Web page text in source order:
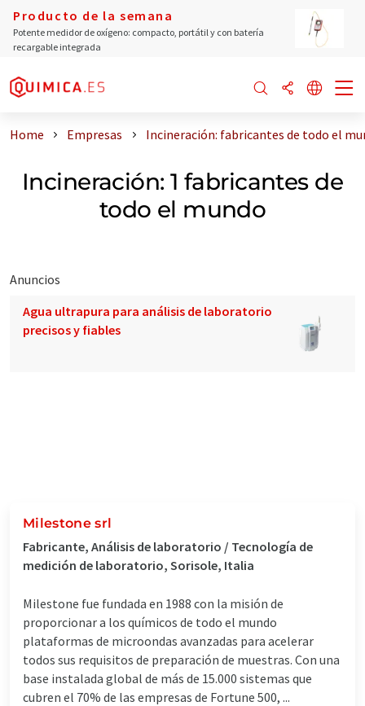
Producto de la semana
Potente medidor de oxígeno: compacto, portátil y con batería
recargable integrada
Home Empresas Incineración: fabricantes de todo el
Incineración: 1 fabricantes de
todo el mundo
Anuncios
Agua ultrapura para análisis de laboratorio
precisos y fiables
Milestone srl
Fabricante, Análisis de laboratorio / Tecnología de
medición de laboratorio, Sorisole, Italia
Milestone fue fundada en 1988 con la misión de
proporcionar a los químicos de todo el mundo
plataformas de microondas avanzadas para acelerar
todos sus requisitos de preparación de muestras. Con una
base instalada global de más de 15.000 sistemas que
cubren el 70% de las empresas de Fortune 500, ...